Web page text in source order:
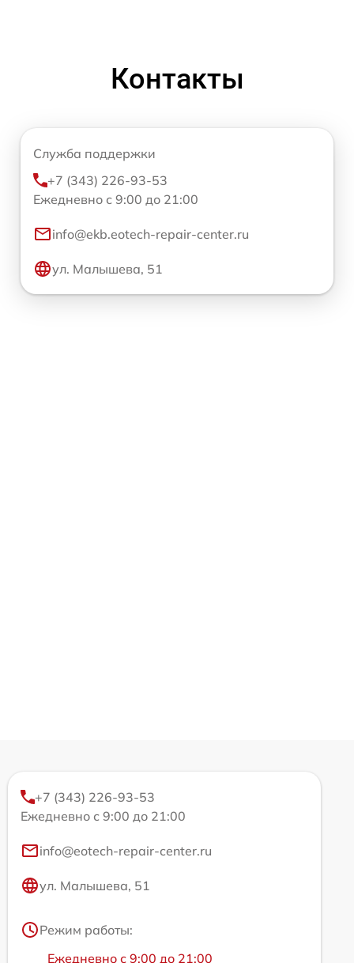
Контакты
Служба поддержки
+7 (343) 226-93-53
Ежедневно с 9:00 до 21:00
info@ekb.eotech-repair-center.ru
ул. Малышева, 51
+7 (343) 226-93-53
Ежедневно с 9:00 до 21:00
info@eotech-repair-center.ru
ул. Малышева, 51
Режим работы:
Ежедневно с 9:00 до 21:00